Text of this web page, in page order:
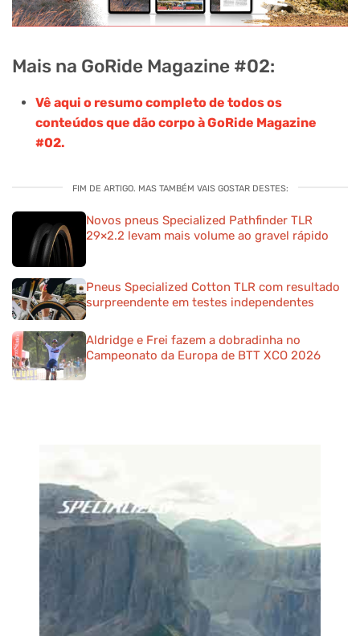
Mais na GoRide Magazine #02:
Vê aqui o resumo completo de todos os
conteúdos que dão corpo à GoRide Magazine
#02.
FIM DE ARTIGO. MAS TAMBÉM VAIS GOSTAR DESTES:
Novos pneus Specialized Pathfinder TLR
29×2.2 levam mais volume ao gravel rápido
Pneus Specialized Cotton TLR com resultado
surpreendente em testes independentes
Aldridge e Frei fazem a dobradinha no
Campeonato da Europa de BTT XCO 2026